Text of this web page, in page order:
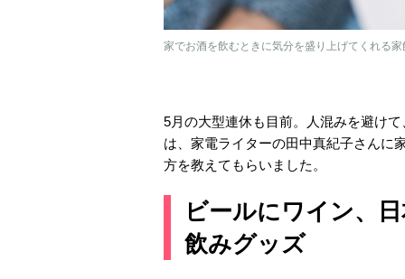
家でお酒を飲むときに気分を盛り上げてくれる
5月の大型連休も目前。人混みを避け
は、家電ライターの田中真紀子さんに
方を教えてもらいました。
ビールにワイン、
飲みグッズ